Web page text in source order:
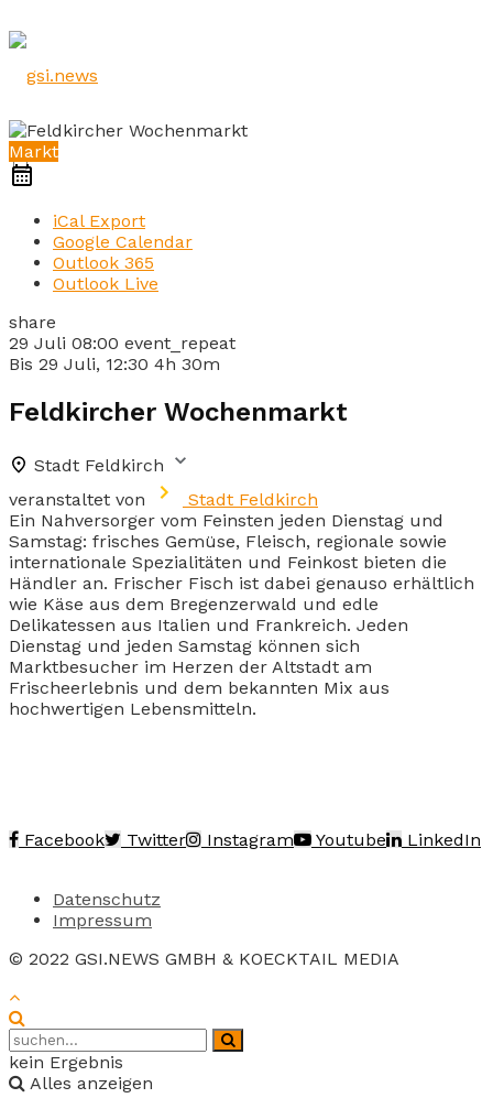
Markt
iCal Export
Google Calendar
Outlook 365
Outlook Live
share
29 Juli 08:00 event_repeat
Bis 29 Juli, 12:30 4h 30m
Feldkircher Wochenmarkt
Stadt Feldkirch
veranstaltet von
Stadt Feldkirch
Ein Nahversorger vom Feinsten jeden Dienstag und
Samstag: frisches Gemüse, Fleisch, regionale sowie
internationale Spezialitäten und Feinkost bieten die
Händler an. Frischer Fisch ist dabei genauso erhältlich
wie Käse aus dem Bregenzerwald und edle
Delikatessen aus Italien und Frankreich. Jeden
Dienstag und jeden Samstag können sich
Marktbesucher im Herzen der Altstadt am
Frischeerlebnis und dem bekannten Mix aus
hochwertigen Lebensmitteln.
Facebook Twitter Instagram Youtube LinkedIn
Datenschutz
Impressum
© 2022 GSI.NEWS GMBH & KOECKTAIL MEDIA
kein Ergebnis
Alles anzeigen